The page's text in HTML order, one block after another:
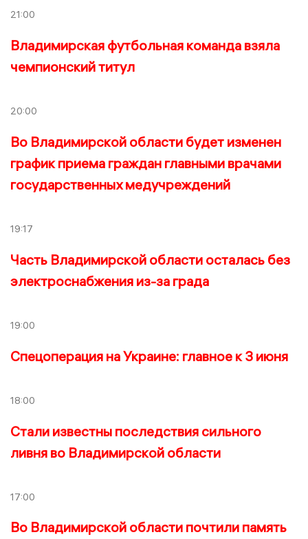
21:00
Владимирская футбольная команда взяла
чемпионский титул
20:00
Во Владимирской области будет изменен
график приема граждан главными врачами
государственных медучреждений
19:17
Часть Владимирской области осталась без
электроснабжения из-за града
19:00
Спецоперация на Украине: главное к 3 июня
18:00
Стали известны последствия сильного
ливня во Владимирской области
17:00
Во Владимирской области почтили память